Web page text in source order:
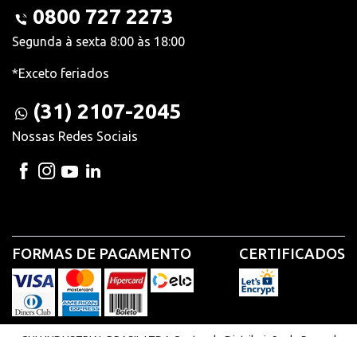
0800 727 2273
Segunda à sexta 8:00 às 18:00
*Exceto feriados
(31) 2107-2045
Nossas Redes Sociais
FORMAS DE PAGAMENTO CERTIFICADOS